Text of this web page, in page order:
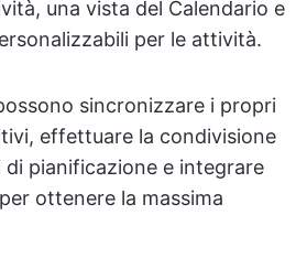
una vista del Calendario e
per le attività.
sincronizzare i propri
effettuare la condivisione
pianificazione e integrare
ottenere la massima